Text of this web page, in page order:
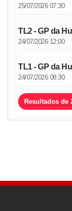
25/07/2026 07:30
TL2 - GP da
24/07/2026 12:00
TL1 - GP da
24/07/2026 08:30
Resultados de